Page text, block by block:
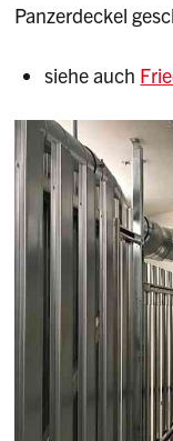
Panzerdeckel
siehe auch